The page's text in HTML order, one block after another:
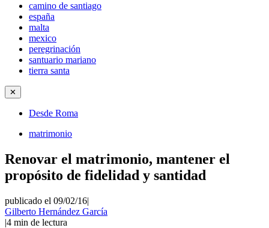
camino de santiago
españa
malta
mexico
peregrinación
santuario mariano
tierra santa
✕
Desde Roma
matrimonio
Renovar el matrimonio, mantener el
propósito de fidelidad y santidad
publicado el 09/02/16|
Gilberto Hernández García
|4 min de lectura